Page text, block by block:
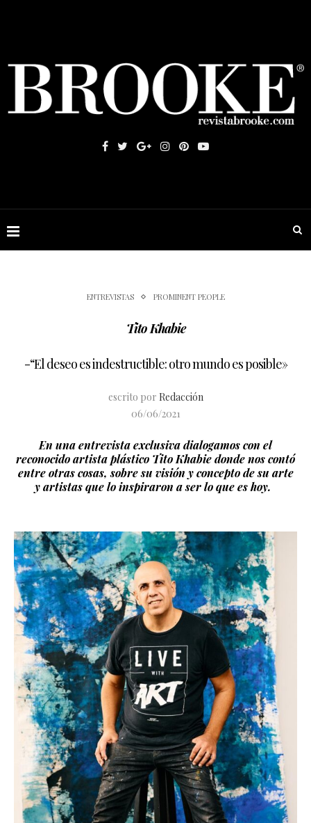
ENTREVISTAS PROMINENT PEOPLE
Tito Khabie
-“El deseo es indestructible: otro mundo es posible»
escrito por Redacción
06/06/2021
En una entrevista exclusiva dialogamos con el
reconocido artista plástico Tito Khabie donde nos contó
entre otras cosas, sobre su visión y concepto de su arte
y artistas que lo inspiraron a ser lo que es hoy.